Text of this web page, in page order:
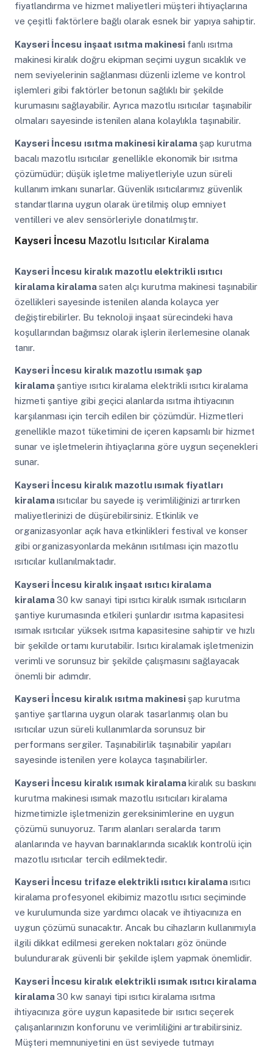
fiyatlandırma ve hizmet maliyetleri müşteri ihtiyaçlarına
ve çeşitli faktörlere bağlı olarak esnek bir yapıya sahiptir.
Kayseri İncesu inşaat ısıtma makinesi fanlı ısıtma
makinesi kiralık doğru ekipman seçimi uygun sıcaklık ve
nem seviyelerinin sağlanması düzenli izleme ve kontrol
işlemleri gibi faktörler betonun sağlıklı bir şekilde
kurumasını sağlayabilir. Ayrıca mazotlu ısıtıcılar taşınabilir
olmaları sayesinde istenilen alana kolaylıkla taşınabilir.
Kayseri İncesu ısıtma makinesi kiralama şap kurutma
bacalı mazotlu ısıtıcılar genellikle ekonomik bir ısıtma
çözümüdür; düşük işletme maliyetleriyle uzun süreli
kullanım imkanı sunarlar. Güvenlik ısıtıcılarımız güvenlik
standartlarına uygun olarak üretilmiş olup emniyet
ventilleri ve alev sensörleriyle donatılmıştır.
Kayseri İncesu Mazotlu Isıtıcılar Kiralama
Kayseri İncesu kiralık mazotlu elektrikli ısıtıcı
kiralama kiralamasaten alçı kurutma makinesi taşınabilir
özellikleri sayesinde istenilen alanda kolayca yer
değiştirebilirler. Bu teknoloji inşaat sürecindeki hava
koşullarından bağımsız olarak işlerin ilerlemesine olanak
tanır.
Kayseri İncesu kiralık mazotlu ısımak şap
kiralama şantiye ısıtıcı kiralama elektrikli ısıtıcı kiralama
hizmeti şantiye gibi geçici alanlarda ısıtma ihtiyacının
karşılanması için tercih edilen bir çözümdür. Hizmetleri
genellikle mazot tüketimini de içeren kapsamlı bir hizmet
sunar ve işletmelerin ihtiyaçlarına göre uygun seçenekleri
sunar.
Kayseri İncesu kiralık mazotlu ısımak fiyatları
kiralamaısıtıcılar bu sayede iş verimliliğinizi artırırken
maliyetlerinizi de düşürebilirsiniz. Etkinlik ve
organizasyonlar açık hava etkinlikleri festival ve konser
gibi organizasyonlarda mekânın ısıtılması için mazotlu
ısıtıcılar kullanılmaktadır.
Kayseri İncesu kiralık inşaat ısıtıcı kiralama
kiralama30 kw sanayi tipi ısıtıcı kiralık ısımak ısıtıcıların
şantiye kurumasında etkileri şunlardır ısıtma kapasitesi
ısımak ısıtıcılar yüksek ısıtma kapasitesine sahiptir ve hızlı
bir şekilde ortamı kurutabilir. Isıtıcı kiralamak işletmenizin
verimli ve sorunsuz bir şekilde çalışmasını sağlayacak
önemli bir adımdır.
Kayseri İncesu kiralık ısıtma makinesi şap kurutma
şantiye şartlarına uygun olarak tasarlanmış olan bu
ısıtıcılar uzun süreli kullanımlarda sorunsuz bir
performans sergiler. Taşınabilirlik taşınabilir yapıları
sayesinde istenilen yere kolayca taşınabilirler.
Kayseri İncesu kiralık ısımak kiralamakiralık su baskını
kurutma makinesi ısımak mazotlu ısıtıcıları kiralama
hizmetimizle işletmenizin gereksinimlerine en uygun
çözümü sunuyoruz. Tarım alanları seralarda tarım
alanlarında ve hayvan barınaklarında sıcaklık kontrolü için
mazotlu ısıtıcılar tercih edilmektedir.
Kayseri İncesu trifaze elektrikli ısıtıcı kiralamaısıtıcı
kiralama profesyonel ekibimiz mazotlu ısıtıcı seçiminde
ve kurulumunda size yardımcı olacak ve ihtiyacınıza en
uygun çözümü sunacaktır. Ancak bu cihazların kullanımıyla
ilgili dikkat edilmesi gereken noktaları göz önünde
bulundurarak güvenli bir şekilde işlem yapmak önemlidir.
Kayseri İncesu kiralık elektrikli ısımak ısıtıcı kiralama
kiralama30 kw sanayi tipi ısıtıcı kiralama ısıtma
ihtiyacınıza göre uygun kapasitede bir ısıtıcı seçerek
çalışanlarınızın konforunu ve verimliliğini artırabilirsiniz.
Müşteri memnuniyetini en üst seviyede tutmayı